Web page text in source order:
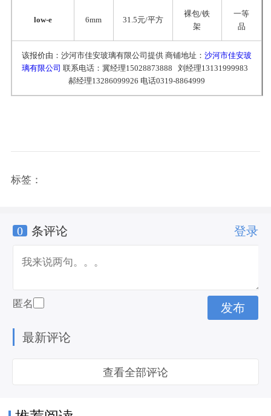
low-e 6mm 31.5元/平方
裸包/铁
架
一等
品
该报价由：沙河市佳安玻璃有限公司提供 商铺地址： 沙河市佳安玻
璃有限公司 联系电话：冀经理15028873888 刘经理13131999983
郝经理13286099926 电话0319-8864999
标签：
0 条评论 登录
匿名
最新评论
查看全部评论